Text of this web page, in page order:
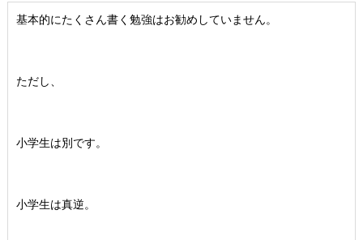
基本的にたくさん書く勉強はお勧めしていません。
ただし、
小学生は別です。
小学生は真逆。